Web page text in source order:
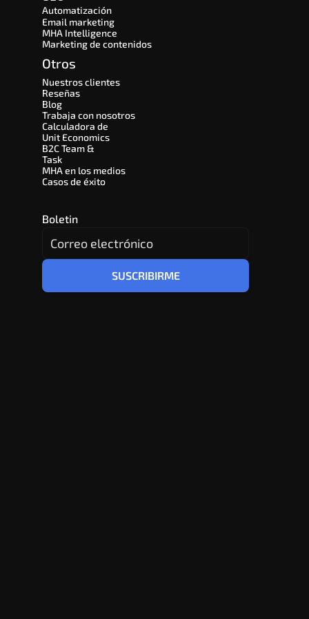
Automatización
Email marketing
MHA Intelligence
Marketing de contenidos
Otros
Nuestros clientes
Reseñas
Blog
Trabaja con nosotros
Calculadora de
Unit Economics
B2C Team &
Task
MHA en los medios
Casos de éxito
Boletin